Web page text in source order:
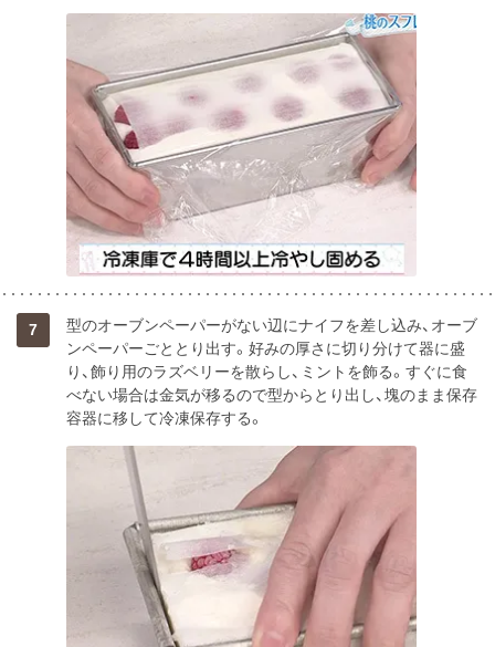
7
型のオーブンペーパーがない辺にナイフを差し込み、オーブ
ンペーパーごととり出す。好みの厚さに切り分けて器に盛
り、飾り用のラズベリーを散らし、ミントを飾る。すぐに食
べない場合は金気が移るので型からとり出し、塊のまま保存
容器に移して冷凍保存する。